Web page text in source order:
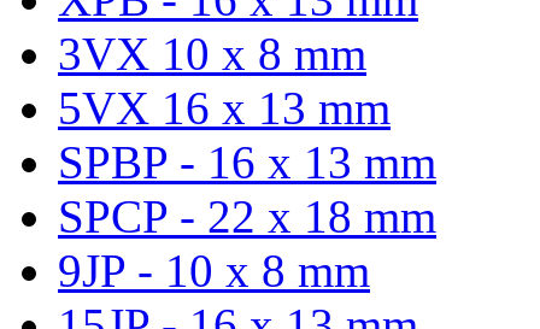
3VX 10 x 8 mm
5VX 16 x 13 mm
SPBP - 16 x 13 mm
SPCP - 22 x 18 mm
9JP - 10 x 8 mm